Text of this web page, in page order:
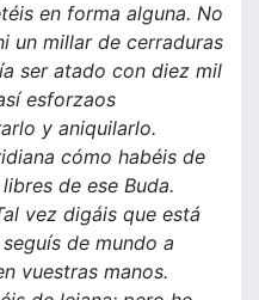
en forma alguna. No
un millar de cerraduras
ser atado con diez mil
esforzaos
y aniquilarlo.
cómo habéis de
de ese Buda.
vez digáis que está
de mundo a
vuestras manos.